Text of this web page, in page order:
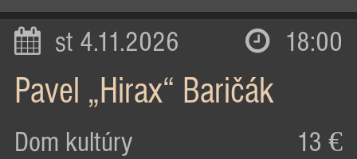
st 4.11.2026 18:00
Pavel „Hirax“ Baričák
Dom kultúry 13 €